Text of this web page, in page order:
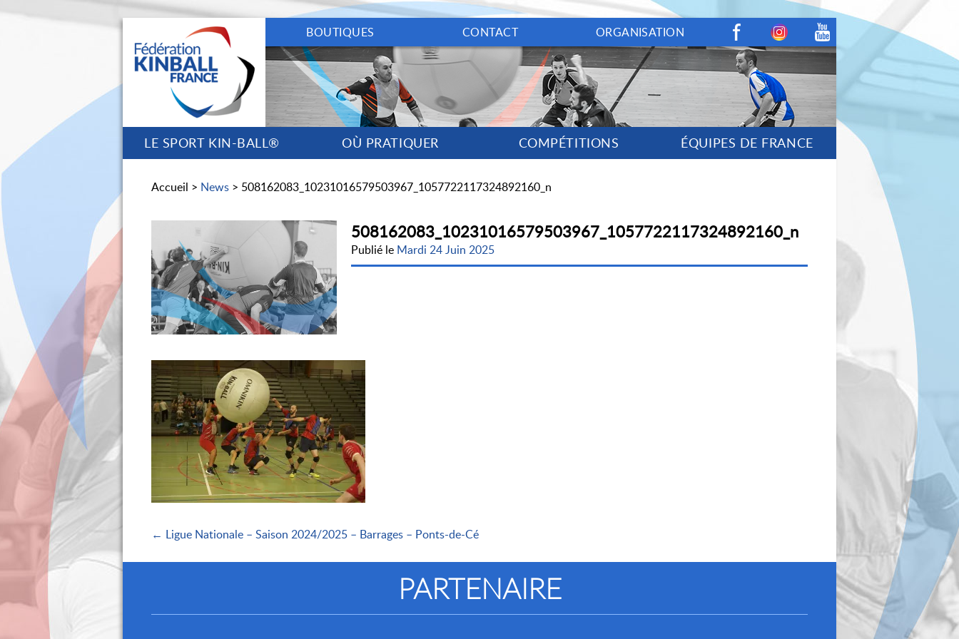
BOUTIQUES CONTACT ORGANISATION
LE SPORT KIN-BALL® OÙ PRATIQUER COMPÉTITIONS ÉQUIPES DE FRANCE
FacebookInstagramYoutube
Accueil > News > 508162083_10231016579503967_1057722117324892160_n
508162083_10231016579503967_1057722117324892160_n
Publié le Mardi 24 Juin 2025
← Ligue Nationale – Saison 2024/2025 – Barrages – Ponts-de-Cé
PARTENAIRE